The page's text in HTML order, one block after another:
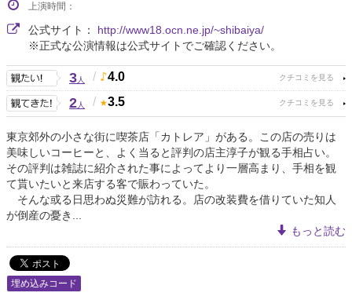
上演時間：
公式サイト： http://www18.ocn.ne.jp/~shibaiya/
※正式な公演情報は公式サイトでご確認ください。
3人 / 4.0
2人 / 3.5
東京郊外の小さな街に喫茶店「カトレア」がある。この店の売りは
美味しいコーヒーと、よく当ると評判の店主淳子が観る手相占い。
その評判は雑誌に紹介された事によってより一層高まり、手相を観
て貰いたいと来店する客で賑わっていた。
そんな或る日思わぬ災難が訪れる。店の改装費を借りていた知人
が倒産の憂き...
もっと読む
埋め込みコード